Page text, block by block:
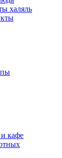
халяль
кафе